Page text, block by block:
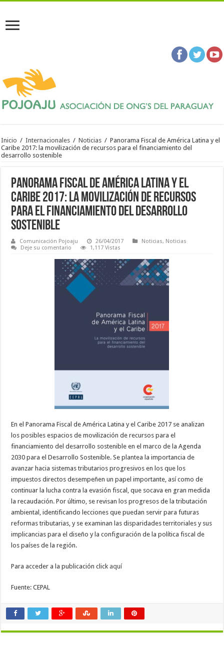
Inicio / Internacionales / Noticias / Panorama Fiscal de América Latina y el
Caribe 2017: la movilización de recursos para el financiamiento del
desarrollo sostenible
Panorama Fiscal de América Latina y el
Caribe 2017: la movilización de recursos
para el financiamiento del desarrollo
sostenible
Comunicación Pojoaju 26/04/2017 Noticias, Noticias
Deje su comentario
1,117 Vistas
En el Panorama Fiscal de América Latina y el Caribe 2017 se analizan
los posibles espacios de movilización de recursos para el
financiamiento del desarrollo sostenible en el marco de la Agenda
2030 para el Desarrollo Sostenible. Se plantea la importancia de
avanzar hacia sistemas tributarios progresivos en los que los
impuestos directos desempeñen un papel importante, así como de
continuar la lucha contra la evasión fiscal, que socava en gran medida
la recaudación. Por último, se revisan los progresos de la tributación
ambiental, identificando lecciones que puedan servir para futuras
reformas tributarias, y se examinan las disparidades territoriales y sus
implicancias para el diseño y la configuración de la política fiscal de
los países de la región.
Para acceder a la publicación click aquí
Fuente: CEPAL